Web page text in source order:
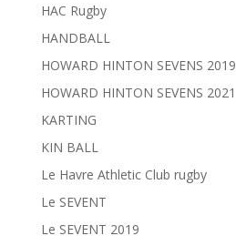
HAC Rugby
HANDBALL
HOWARD HINTON SEVENS 2019
HOWARD HINTON SEVENS 2021
KARTING
KIN BALL
Le Havre Athletic Club rugby
Le SEVENT
Le SEVENT 2019